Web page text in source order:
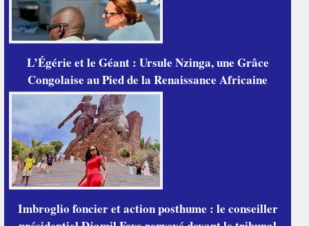
L’Égérie et le Géant : Ursule Nzinga, une Grâce
Congolaise au Pied de la Renaissance Africaine
Imbroglio foncier et action posthume : le conseiller